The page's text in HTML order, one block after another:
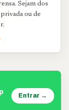
Sejam dos
ou de
Entrar →